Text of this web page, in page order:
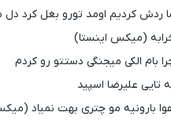
ردش کردیم اومد تورو بغل کرد
(میکس اینستا)
بام الکی میجنگی دستتو رو کردم
تایی علیرضا اسپید
بارونیه مو چتری بهت نمیاد